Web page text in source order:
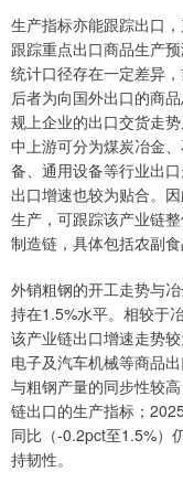
生产指标亦能跟踪出口
跟踪重点出口商品生产
统计口径存在一定差异
后者为向国外出口的商
规上企业的出口交货走
中上游可分为煤炭冶金
备、通用设备等行业出
出口增速也较为贴合。
生产，可跟踪该产业链
制造链，具体包括农副
外销粗钢的开工走势与
持在1.5%水平。相较于
该产业链出口增速走势
电子及汽车机械等商品
与粗钢产量的同步性较
链出口的生产指标；
同比（-0.2pct至1.5%）
持韧性。